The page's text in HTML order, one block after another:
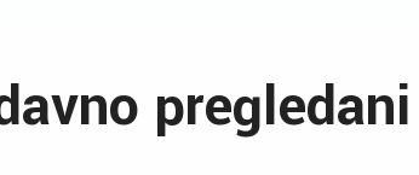
pregledani